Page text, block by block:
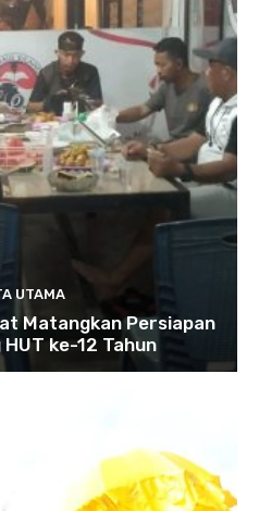
UTAMA
Matangkan Persiapan
ke-12 Tahun